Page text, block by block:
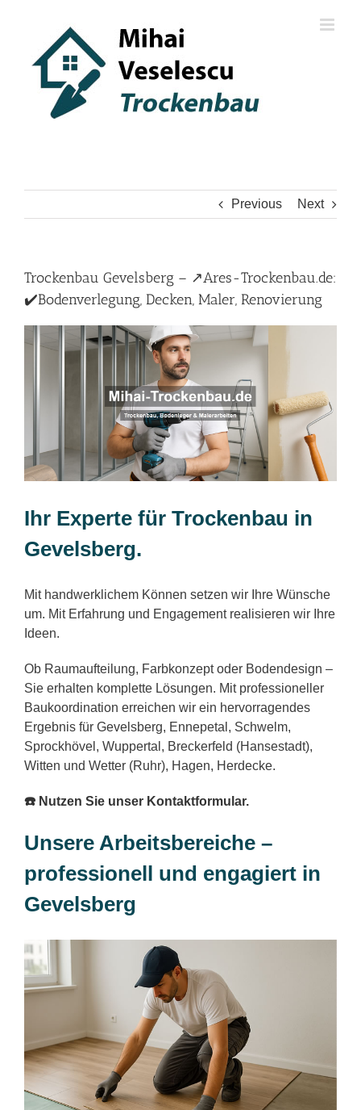
Previous Next
Trockenbau Gevelsberg – ↗️Ares-Trockenbau.de:
✔️Bodenverlegung, Decken, Maler, Renovierung
Ihr Experte für Trockenbau in
Gevelsberg.
Mit handwerklichem Können setzen wir Ihre Wünsche
um. Mit Erfahrung und Engagement realisieren wir Ihre
Ideen.
Ob Raumaufteilung, Farbkonzept oder Bodendesign –
Sie erhalten komplette Lösungen. Mit professioneller
Baukoordination erreichen wir ein hervorragendes
Ergebnis für Gevelsberg, Ennepetal, Schwelm,
Sprockhövel, Wuppertal, Breckerfeld (Hansestadt),
Witten und Wetter (Ruhr), Hagen, Herdecke.
☎️ Nutzen Sie unser Kontaktformular.
Unsere Arbeitsbereiche –
professionell und engagiert in
Gevelsberg